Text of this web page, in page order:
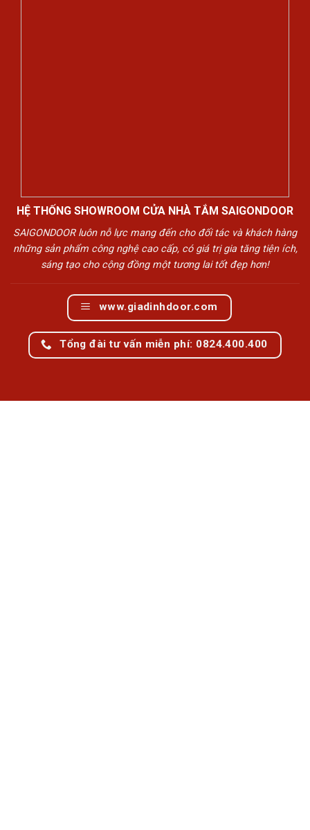
HỆ THỐNG SHOWROOM CỬA NHÀ TẮM SAIGONDOOR
SAIGONDOOR luôn nỗ lực mang đến cho đối tác và khách hàng
những sản phẩm công nghệ cao cấp, có giá trị gia tăng tiện ích,
sáng tạo cho cộng đồng một tương lai tốt đẹp hơn!
www.giadinhdoor.com
Tổng đài tư vấn miễn phí: 0824.400.400